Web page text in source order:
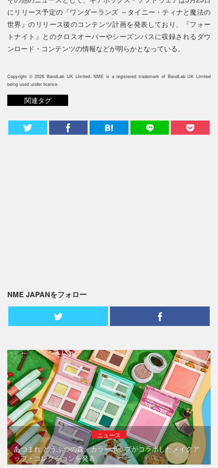
にリリース予定の『ワンダーランズ ～タイニー・ティナと魔法の
世界』のリリース後のコンテンツ計画を発表しており、『フォー
トナイト』とのクロスオーバーやシーズンパスに収録されるダウ
ンロード・コンテンツの情報などが明らかとなっている。
Copyright © 2026 BandLab UK Limited. NME is a registered trademark of BandLab UK Limited
being used under licence.
関連タグ
NME JAPANをフォロー
ニュース
あつまれ どうぶつの森、カラーポップがコラボしたメイクア
ップ・コレクションを発表